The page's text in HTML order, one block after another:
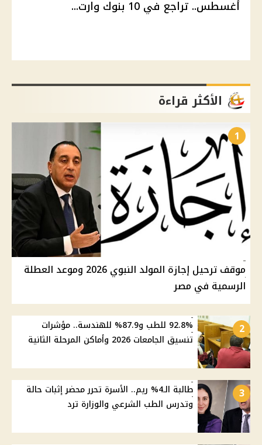
أغسطس.. تراجع في 10 بنوك وارت...
الأكثر قراءة
1
موقف ترحيل إجازة المولد النبوي 2026 وموعد العطلة
الرسمية في مصر
2
92.8% للطب و87.9% للهندسة.. مؤشرات
تنسيق الجامعات 2026 وأماكن المرحلة الثانية
3
طالبة الـ4% ريم.. الأسرة تحرر محضر إثبات حالة
وتدرس الطب الشرعي والوزارة ترد